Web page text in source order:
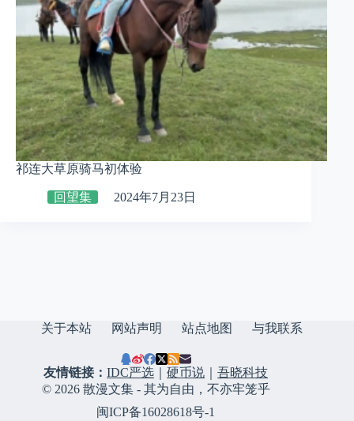
祁连大草原骑马初体验
回望集 2024年7月23日
关于本站 网站声明 站点地图 与我联系
友情链接：IDC严选 ｜硬币说 ｜吾晓科技
© 2026 散漫文集 - 其为自由，不亦牢笼乎
闽ICP备16028618号-1